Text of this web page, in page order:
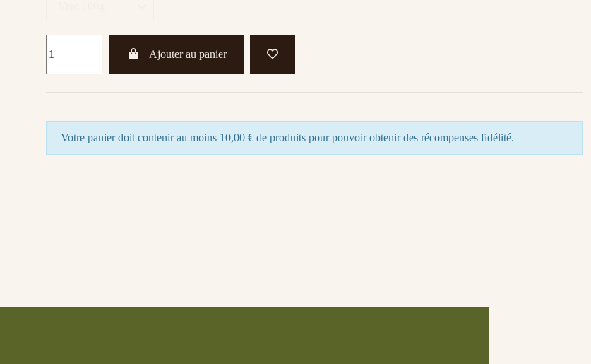
Ajouter au panier
Votre panier doit contenir au moins 10,00 € de produits pour pouvoir obtenir des récompenses fidélité.